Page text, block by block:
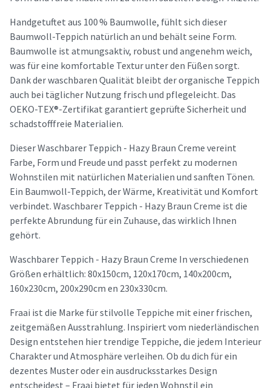
Handgetuftet aus 100 % Baumwolle, fühlt sich dieser
Baumwoll-Teppich natürlich an und behält seine Form.
Baumwolle ist atmungsaktiv, robust und angenehm weich,
was für eine komfortable Textur unter den Füßen sorgt.
Dank der waschbaren Qualität bleibt der organische Teppich
auch bei täglicher Nutzung frisch und pflegeleicht. Das
OEKO-TEX®-Zertifikat garantiert geprüfte Sicherheit und
schadstofffreie Materialien.
Dieser Waschbarer Teppich - Hazy Braun Creme vereint
Farbe, Form und Freude und passt perfekt zu modernen
Wohnstilen mit natürlichen Materialien und sanften Tönen.
Ein Baumwoll-Teppich, der Wärme, Kreativität und Komfort
verbindet. Waschbarer Teppich - Hazy Braun Creme ist die
perfekte Abrundung für ein Zuhause, das wirklich Ihnen
gehört.
Waschbarer Teppich - Hazy Braun Creme In verschiedenen
Größen erhältlich: 80x150cm, 120x170cm, 140x200cm,
160x230cm, 200x290cm en 230x330cm.
Fraai ist die Marke für stilvolle Teppiche mit einer frischen,
zeitgemäßen Ausstrahlung. Inspiriert vom niederländischen
Design entstehen hier trendige Teppiche, die jedem Interieur
Charakter und Atmosphäre verleihen. Ob du dich für ein
dezentes Muster oder ein ausdrucksstarkes Design
entscheidest – Fraai bietet für jeden Wohnstil ein